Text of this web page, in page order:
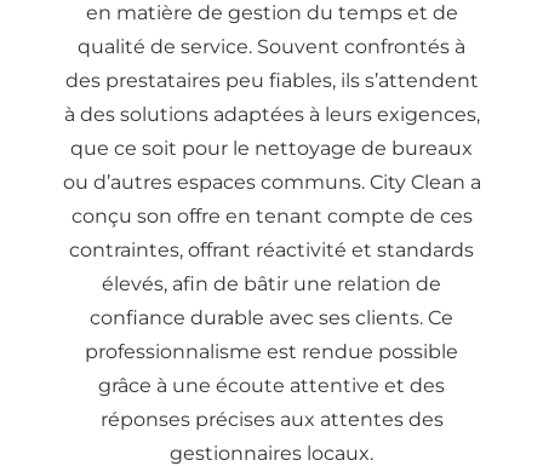
en matière de gestion du temps et de
qualité de service. Souvent confrontés à
des prestataires peu fiables, ils s’attendent
à des solutions adaptées à leurs exigences,
que ce soit pour le nettoyage de bureaux
ou d’autres espaces communs. City Clean a
conçu son offre en tenant compte de ces
contraintes, offrant réactivité et standards
élevés, afin de bâtir une relation de
confiance durable avec ses clients. Ce
professionnalisme est rendue possible
grâce à une écoute attentive et des
réponses précises aux attentes des
gestionnaires locaux.